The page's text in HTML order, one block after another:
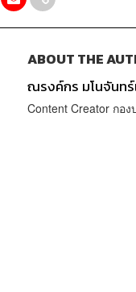
ABOUT THE
ณรงค์กร มโนจันท
Content Creator กอ